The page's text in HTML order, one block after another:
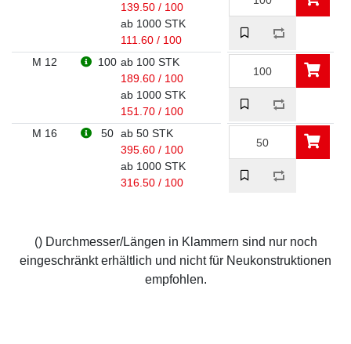
139.50 / 100
ab 1000 STK
111.60 / 100
M 12
100 ab 100 STK
189.60 / 100
ab 1000 STK
151.70 / 100
M 16
50 ab 50 STK
395.60 / 100
ab 1000 STK
316.50 / 100
() Durchmesser/Längen in Klammern sind nur noch
eingeschränkt erhältlich und nicht für Neukonstruktionen
empfohlen.